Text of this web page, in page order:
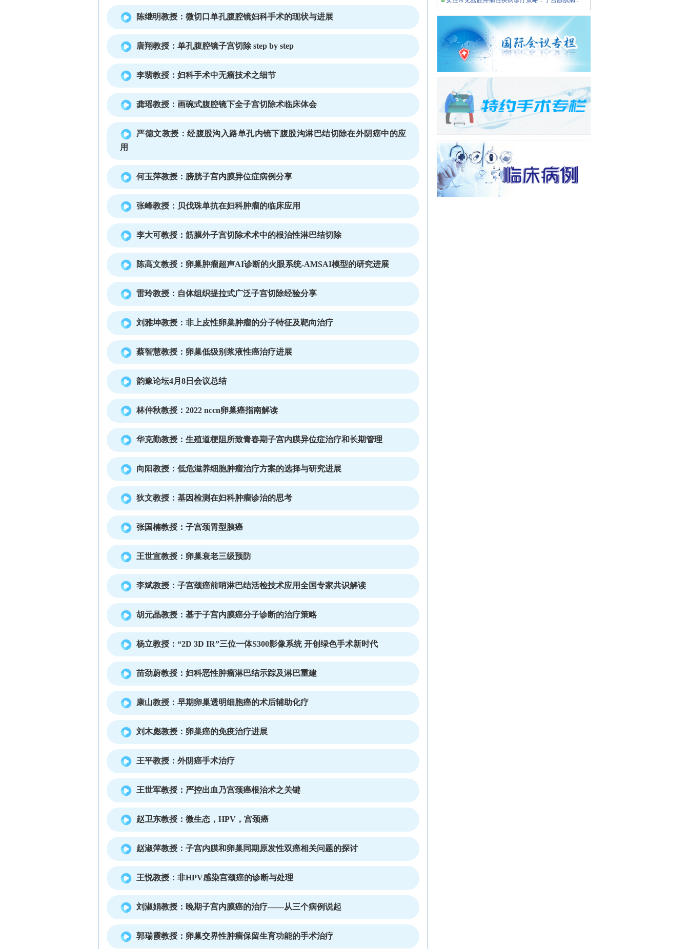
陈继明教授：微切口单孔腹腔镜妇科手术的现状与进展
唐翔教授：单孔腹腔镜子宫切除 step by step
李翡教授：妇科手术中无瘤技术之细节
龚瑶教授：画碗式腹腔镜下全子宫切除术临床体会
严德文教授：经腹股沟入路单孔内镜下腹股沟淋巴结切除在外阴癌中的应
用
何玉萍教授：膀胱子宫内膜异位症病例分享
张峰教授：贝伐珠单抗在妇科肿瘤的临床应用
李大可教授：筋膜外子宫切除术术中的根治性淋巴结切除
陈高文教授：卵巢肿瘤超声AI诊断的火眼系统-AMSAI模型的研究进展
雷玲教授：自体组织提拉式广泛子宫切除经验分享
刘雅坤教授：非上皮性卵巢肿瘤的分子特征及靶向治疗
蔡智慧教授：卵巢低级别浆液性癌治疗进展
韵豫论坛4月8日会议总结
林仲秋教授：2022 nccn卵巢癌指南解读
华克勤教授：生殖道梗阻所致青春期子宫内膜异位症治疗和长期管理
向阳教授：低危滋养细胞肿瘤治疗方案的选择与研究进展
狄文教授：基因检测在妇科肿瘤诊治的思考
张国楠教授：子宫颈胃型胰癌
王世宣教授：卵巢衰老三级预防
李斌教授：子宫颈癌前哨淋巴结活检技术应用全国专家共识解读
胡元晶教授：基于子宫内膜癌分子诊断的治疗策略
杨立教授：“2D 3D IR”三位一体S300影像系统 开创绿色手术新时代
苗劲蔚教授：妇科恶性肿瘤淋巴结示踪及淋巴重建
康山教授：早期卵巢透明细胞癌的术后辅助化疗
刘木彪教授：卵巢癌的免疫治疗进展
王平教授：外阴癌手术治疗
王世军教授：严控出血乃宫颈癌根治术之关键
赵卫东教授：微生态，HPV，宫颈癌
赵淑萍教授：子宫内膜和卵巢同期原发性双癌相关问题的探讨
王悦教授：非HPV感染宫颈癌的诊断与处理
刘淑娟教授：晚期子宫内膜癌的治疗——从三个病例说起
郭瑞霞教授：卵巢交界性肿瘤保留生育功能的手术治疗